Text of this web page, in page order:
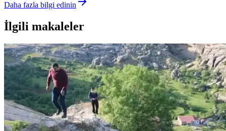
Daha fazla bilgi edinin
İlgili makaleler